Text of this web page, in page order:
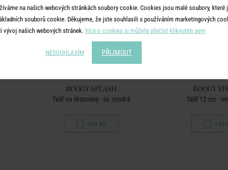
BOOGY SPLASH
Talíř na těstoviny - sv. modrá
399 Kč
BOOGY
Talíř 12 cm -
149
na našich webových stránkách soubory cookie. Cookies jsou malé soubory,
souborů cookie. Děkujeme, že jste souhlasili s používáním marketingových
vývoj našich webových stránek.Více o cookies si můžete přečíst kliknutím sem
NESOUHLASÍM PŘIJMOUT